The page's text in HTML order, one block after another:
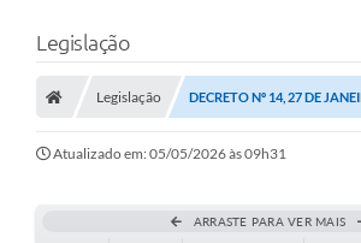
Legislação
Secretarias
A Nossa Cidade
Legislação
Legislação DECRETO Nº 14, 27 DE
Atualizado em: 05/05/2026 às 09h31
ARRASTE PARA VER MAIS